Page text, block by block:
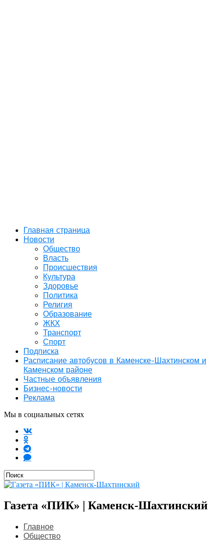
Главная страница
Новости
Общество
Власть
Происшествия
Культура
Здоровье
Политика
Религия
Образование
ЖКХ
Транспорт
Спорт
Подписка
Расписание автобусов в Каменске-Шахтинском и
Каменском районе
Частные объявления
Бизнес-новости
Реклама
Мы в социальных сетях
Газета «ПИК» | Каменск-Шахтинский
Главное
Общество